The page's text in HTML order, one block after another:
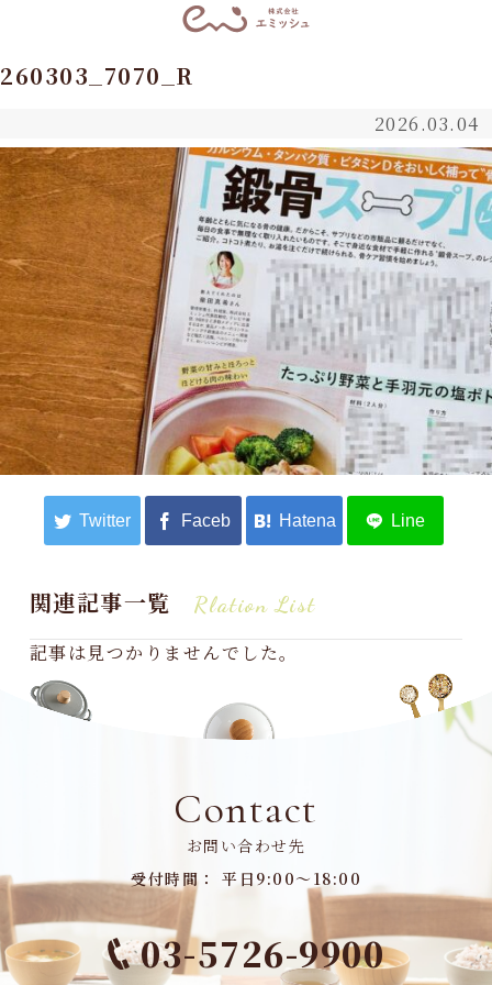
260303_7070_R
2026.03.04
関連記事一覧 Rlation List
記事は見つかりませんでした。
Contact
お問い合わせ先
受付時間： 平日9:00～18:00
03-5726-9900